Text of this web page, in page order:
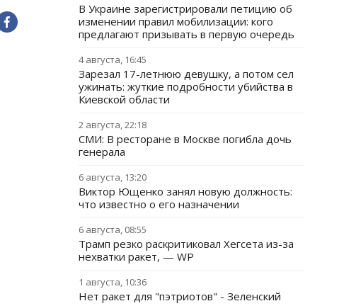
В Украине зарегистрировали петицию об
изменении правил мобилизации: кого
предлагают призывать в первую очередь
4 августа, 16:45
Зарезал 17-летнюю девушку, а потом сел
ужинать: жуткие подробности убийства в
Киевской области
2 августа, 22:18
СМИ: В ресторане в Москве погибла дочь
генерала
6 августа, 13:20
Виктор Ющенко занял новую должность:
что известно о его назначении
6 августа, 08:55
Трамп резко раскритиковал Хегсета из-за
нехватки ракет, — WP
1 августа, 10:36
Нет ракет для "пэтриотов" - Зеленский